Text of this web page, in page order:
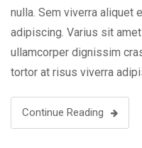
nulla. Sem viverra aliquet
adipiscing. Varius sit
ullamcorper dignissim
tortor at risus viverra
Continue Reading